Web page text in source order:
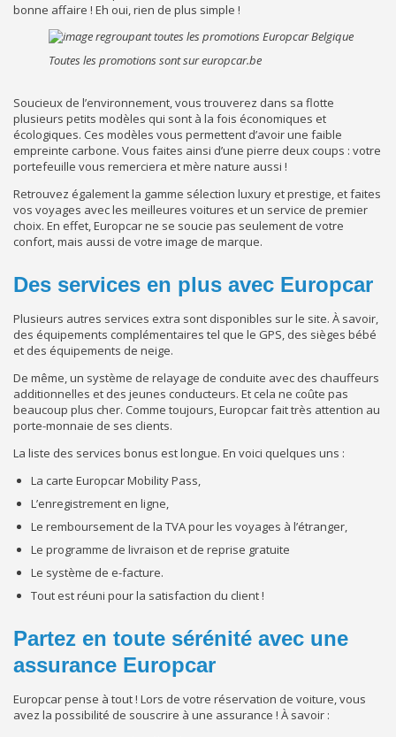
bonne affaire ! Eh oui, rien de plus simple !
Toutes les promotions sont sur europcar.be
Soucieux de l’environnement, vous trouverez dans sa flotte
plusieurs petits modèles qui sont à la fois économiques et
écologiques. Ces modèles vous permettent d’avoir une faible
empreinte carbone. Vous faites ainsi d’une pierre deux coups : votre
portefeuille vous remerciera et mère nature aussi !
Retrouvez également la gamme sélection luxury et prestige, et faites
vos voyages avec les meilleures voitures et un service de premier
choix. En effet, Europcar ne se soucie pas seulement de votre
confort, mais aussi de votre image de marque.
Des services en plus avec Europcar
Plusieurs autres services extra sont disponibles sur le site. À savoir,
des équipements complémentaires tel que le GPS, des sièges bébé
et des équipements de neige.
De même, un système de relayage de conduite avec des chauffeurs
additionnelles et des jeunes conducteurs. Et cela ne coûte pas
beaucoup plus cher. Comme toujours, Europcar fait très attention au
porte-monnaie de ses clients.
La liste des services bonus est longue. En voici quelques uns :
La carte Europcar Mobility Pass,
L’enregistrement en ligne,
Le remboursement de la TVA pour les voyages à l’étranger,
Le programme de livraison et de reprise gratuite
Le système de e-facture.
Tout est réuni pour la satisfaction du client !
Partez en toute sérénité avec une
assurance Europcar
Europcar pense à tout ! Lors de votre réservation de voiture, vous
avez la possibilité de souscrire à une assurance ! À savoir :